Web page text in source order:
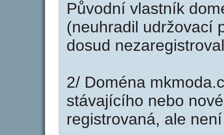
Původní vlastník
(neuhradil udržovací
dosud
2/ Doména
stávajícího nebo
registrovaná, ale